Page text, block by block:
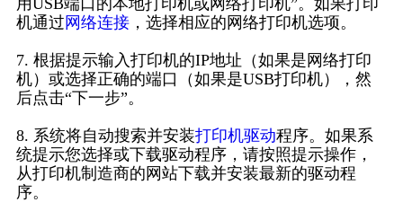
用USB端口的本地打印机或网络打印机”。如果打印
机通过 网络连接，选择相应的网络打印机选项。
7. 根据提示输入打印机的IP地址（如果是网络打印
机）或选择正确的端口（如果是USB打印机），然
后点击“下一步”。
8. 系统将自动搜索并安装打印机驱动程序。如果系
统提示您选择或下载驱动程序，请按照提示操作，
从打印机制造商的网站下载并安装最新的驱动程
序。